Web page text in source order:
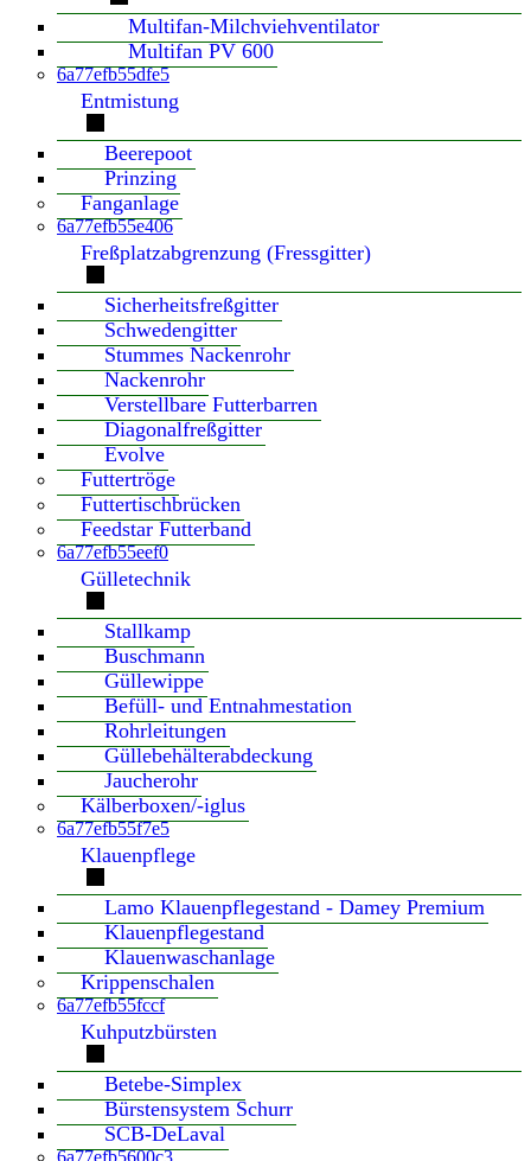
Multifan-Milchviehventilator
Multifan PV 600
6a77efb55dfe5
Entmistung
Beerepoot
Prinzing
Fanganlage
6a77efb55e406
Freßplatzabgrenzung (Fressgitter)
Sicherheitsfreßgitter
Schwedengitter
Stummes Nackenrohr
Nackenrohr
Verstellbare Futterbarren
Diagonalfreßgitter
Evolve
Futtertröge
Futtertischbrücken
Feedstar Futterband
6a77efb55eef0
Gülletechnik
Stallkamp
Buschmann
Güllewippe
Befüll- und Entnahmestation
Rohrleitungen
Güllebehälterabdeckung
Jaucherohr
Kälberboxen/-iglus
6a77efb55f7e5
Klauenpflege
Lamo Klauenpflegestand - Damey Premium
Klauenpflegestand
Klauenwaschanlage
Krippenschalen
6a77efb55fccf
Kuhputzbürsten
Betebe-Simplex
Bürstensystem Schurr
SCB-DeLaval
6a77efb5600c3